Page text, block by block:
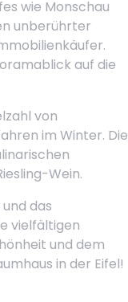
wie Monschau
unberührter
auf die
von
im Winter. Die
Wein.
das
vielfältigen
und dem
in der Eifel!